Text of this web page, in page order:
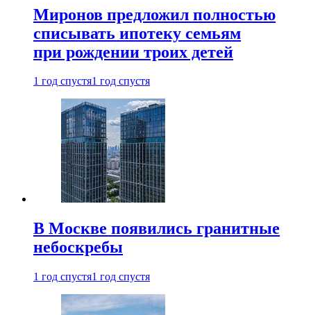
Миронов предложил полностью
списывать ипотеку семьям
при рождении троих детей
1 год спустя1 год спустя
В Москве появились гранитные
небоскребы
1 год спустя1 год спустя